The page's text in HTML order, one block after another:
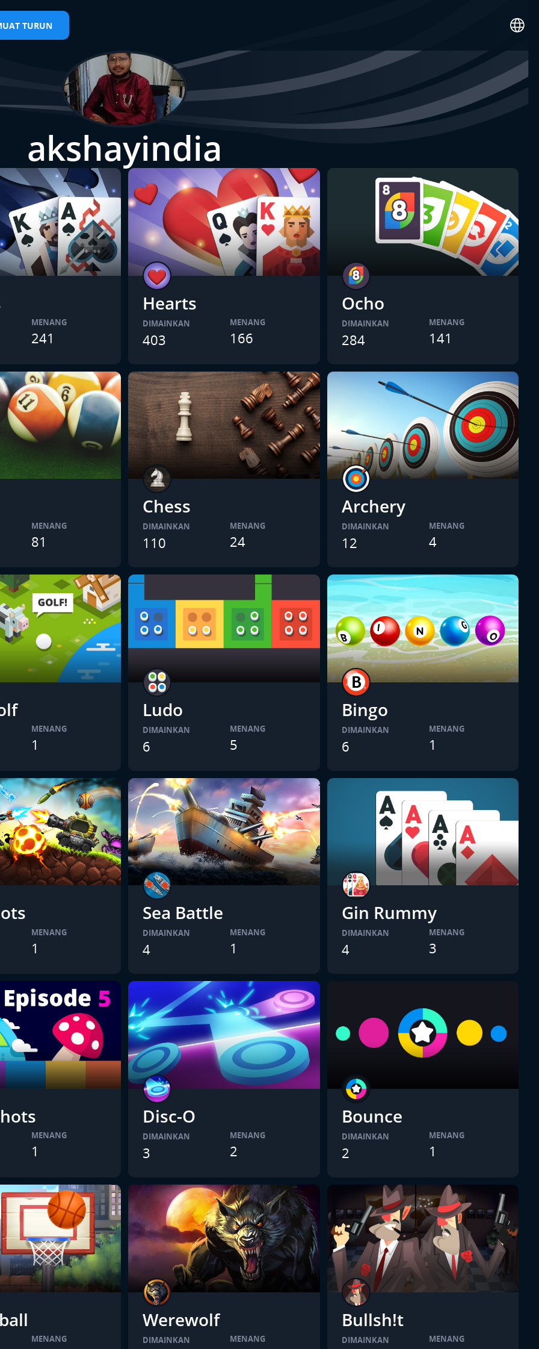
TURUN
akshayindia
MENANG
241
Hearts
DIMAINKAN
403
MENANG
166
Ocho
DIMAINKAN
284
MENANG
141
MENANG
81
Chess
DIMAINKAN
110
MENANG
24
Archery
DIMAINKAN
12
MENANG
4
MENANG
1
Ludo
DIMAINKAN
6
MENANG
5
Bingo
DIMAINKAN
6
MENANG
1
MENANG
1
Sea Battle
DIMAINKAN
4
MENANG
1
Gin Rummy
DIMAINKAN
4
MENANG
3
MENANG
1
Disc-O
DIMAINKAN
3
MENANG
2
Bounce
DIMAINKAN
2
MENANG
1
MENANG
Werewolf
DIMAINKAN MENANG
Bullsh!t
DIMAINKAN MENANG